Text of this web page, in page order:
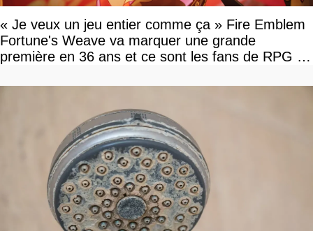
« Je veux un jeu entier comme ça » Fire Emblem
Fortune's Weave va marquer une grande
première en 36 ans et ce sont les fans de RPG en